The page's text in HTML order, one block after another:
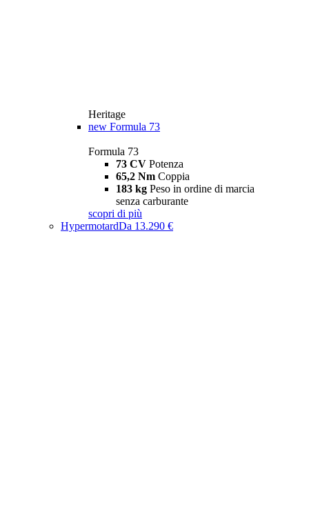
Heritage
new Formula 73
Formula 73
73 CV Potenza
65,2 Nm Coppia
183 kg Peso in ordine di marcia
senza carburante
scopri di più
HypermotardDa 13.290 €